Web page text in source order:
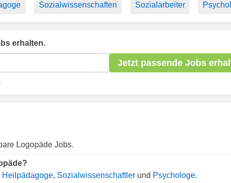
Sozialwissenschaften Sozialarbeiter
erhalten.
Jetzt passende Jobs
Logopäde Jobs.
Heilpädagoge, Sozialwissenschaftler und Psychologe.